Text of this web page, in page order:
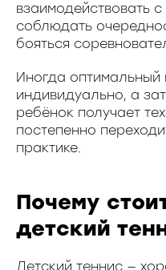
взаимодействовать
соблюдать
бояться
Иногда оптимальный
индивидуально, а
ребёнок получает
постепенно
практике.
Почему
детский
Детский теннис —